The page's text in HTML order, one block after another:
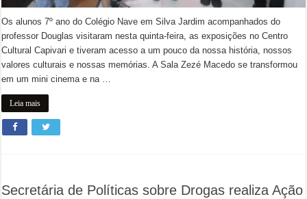
Os alunos 7º ano do Colégio Nave em Silva Jardim acompanhados do
professor Douglas visitaram nesta quinta-feira, as exposições no Centro
Cultural Capivari e tiveram acesso a um pouco da nossa história, nossos
valores culturais e nossas memórias. A Sala Zezé Macedo se transformou
em um mini cinema e na …
Leia mais
Secretária de Políticas sobre Drogas realiza Ação